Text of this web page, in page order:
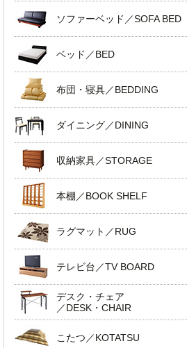
ソファーベッド／SOFA BED
ベッド／BED
布団・寝具／BEDDING
ダイニング／DINING
収納家具／STORAGE
本棚／BOOK SHELF
ラグマット／RUG
テレビ台／TV BOARD
デスク・チェア
／DESK・CHAIR
こたつ／KOTATSU